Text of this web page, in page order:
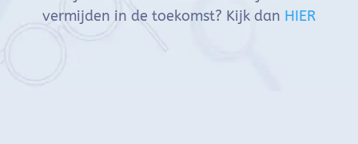
vermijden in de toekomst? Kijk dan HIER